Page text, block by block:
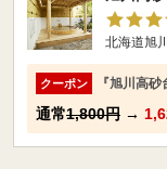
北海道旭
クーポン 『旭川高
通常1,800円 →